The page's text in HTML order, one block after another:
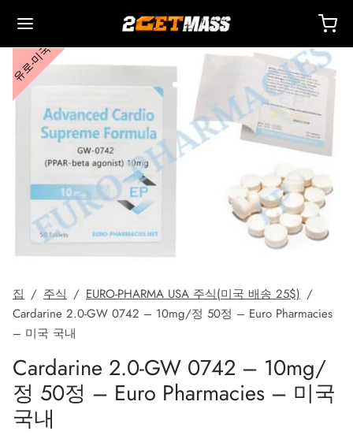
유로-미국
집 / 주식 / EURO-PHARMA USA 주식(미국 배송 25$) /
Cardarine 2.0-GW 0742 – 10mg/정 50정 – Euro Pharmacies
– 미국 국내
Cardarine 2.0-GW 0742 – 10mg/
정 50정 – Euro Pharmacies – 미국
국내
배송, 배달 및 소매
렉스 🇪🇺
스 인터네셔널 🌍
🌍
배송, 배달 및 소매
스 🇺🇸
마-미국 🇺🇸
USA 🇺🇸
배송, 배달 및 소매
스 인터네셔널 🌍
🌍
SHREE/ POWERBOLIC – 아시아 🇺🇸 🌍
토스테론 시피오네이트(DHB)
롤(옥시메톨론) 주사
(이퀴포이즈)
라볼린(난드롤론 데카노에이트)
볼 주사제(메탄디에논)
론(드로스타놀론) 주사제
론(드로스타놀론) 에난테이트
론(드로스타놀론) 프로피오네이트
론 아세테이트
론 베이스
론 에난테이트
란(트렌볼론 헥사)
트렌
스테론
스테론 베이스(현탁액)
스테론 크림
스테론 시피오네이트
스테론 에난테이트
스토스테론
롤(옥시메톨론) 경구
(옥산드롤론)
테롤
아나볼(메탄디에논)
스틴(플루옥시메스테론)
/ T6
토멜
보티록신
혼합
덱스(아나스트로졸)
드(클로미펜)
스탄(아로마신)
성선자극호르몬
세서리
액 산소화
인간 성장 호르몬)
드 I
액세서리
사용 주사기
사용 주사기
르
론
드 II
GRF 1-29
C
신
테롤
(시부트라민)
몰
토멜
티록신
– 카다린
– 리간드롤
– 오스타린
– 이부타모렌
이징 팩
팩
량 팩
인 팩
센터
– 자주 묻는 질문
그
레터
법
받으세요
에 대한 비용을 지불하세요
인
코인